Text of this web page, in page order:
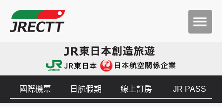
國際機票 日航假期 線上訂房 JR PASS